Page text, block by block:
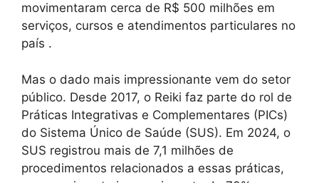
movimentaram cerca de R$ 500 milhões em
serviços, cursos e atendimentos particulares no
país .
Mas o dado mais impressionante vem do setor
público. Desde 2017, o Reiki faz parte do rol de
Práticas Integrativas e Complementares (PICs)
do Sistema Único de Saúde (SUS). Em 2024, o
SUS registrou mais de 7,1 milhões de
procedimentos relacionados a essas práticas,